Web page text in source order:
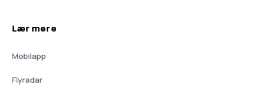
Lær mere
Mobilapp
Flyradar